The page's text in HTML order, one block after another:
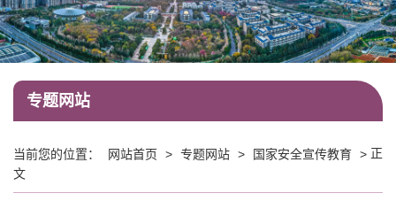
专题网站
当前您的位置： 网站首页 > 专题网站 > 国家安全宣传教育 > 正
文